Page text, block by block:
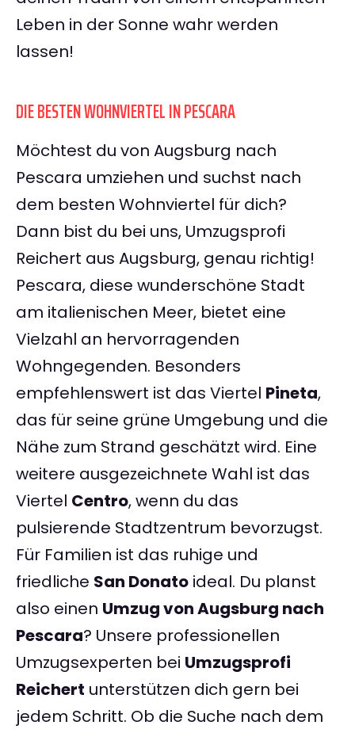
Leben in der Sonne wahr werden
lassen!
DIE BESTEN WOHNVIERTEL IN PESCARA
Möchtest du von Augsburg nach
Pescara umziehen und suchst nach
dem besten Wohnviertel für dich?
Dann bist du bei uns, Umzugsprofi
Reichert aus Augsburg, genau richtig!
Pescara, diese wunderschöne Stadt
am italienischen Meer, bietet eine
Vielzahl an hervorragenden
Wohngegenden. Besonders
empfehlenswert ist das Viertel Pineta,
das für seine grüne Umgebung und die
Nähe zum Strand geschätzt wird. Eine
weitere ausgezeichnete Wahl ist das
Viertel Centro, wenn du das
pulsierende Stadtzentrum bevorzugst.
Für Familien ist das ruhige und
friedliche San Donato ideal. Du planst
also einen Umzug von Augsburg nach
Pescara? Unsere professionellen
Umzugsexperten bei Umzugsprofi
Reichert unterstützen dich gern bei
jedem Schritt. Ob die Suche nach dem